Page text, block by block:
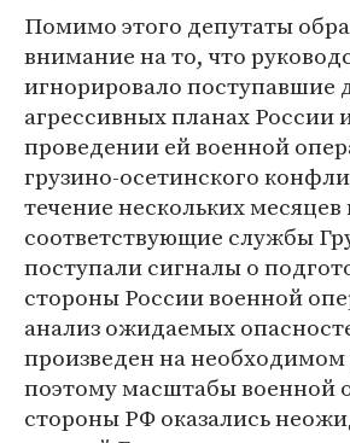
Помимо этого депутаты
внимание на то, что
игнорировало поступавшие
агрессивных планах
проведении ей военной
грузино-осетинского
течение нескольких месяцев
соответствующие службы
поступали сигналы о
стороны России военной
анализ ожидаемых
произведен на необходимом
поэтому масштабы военной
стороны РФ оказались